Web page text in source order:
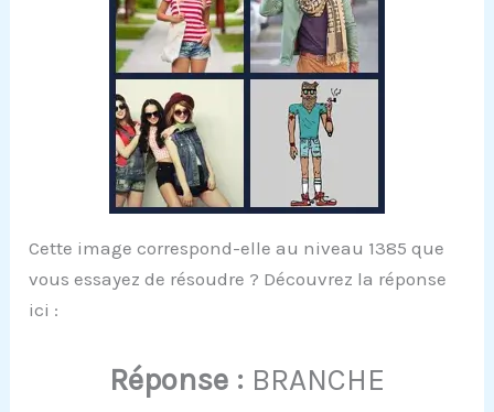
Cette image correspond-elle au niveau 1385 que
vous essayez de résoudre ? Découvrez la réponse
ici :
Réponse : BRANCHE